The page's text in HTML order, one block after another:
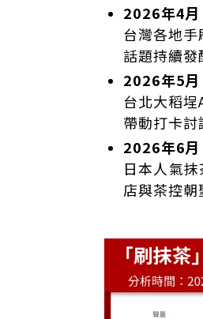
2026年4
台灣各地
話題持續發
2026年5
台北大稻
帶動打卡討
2026年6
日本人氣
店與茶控朝